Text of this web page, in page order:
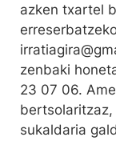
azken txartel
zenbaki
23 07 06.
sukaldaria